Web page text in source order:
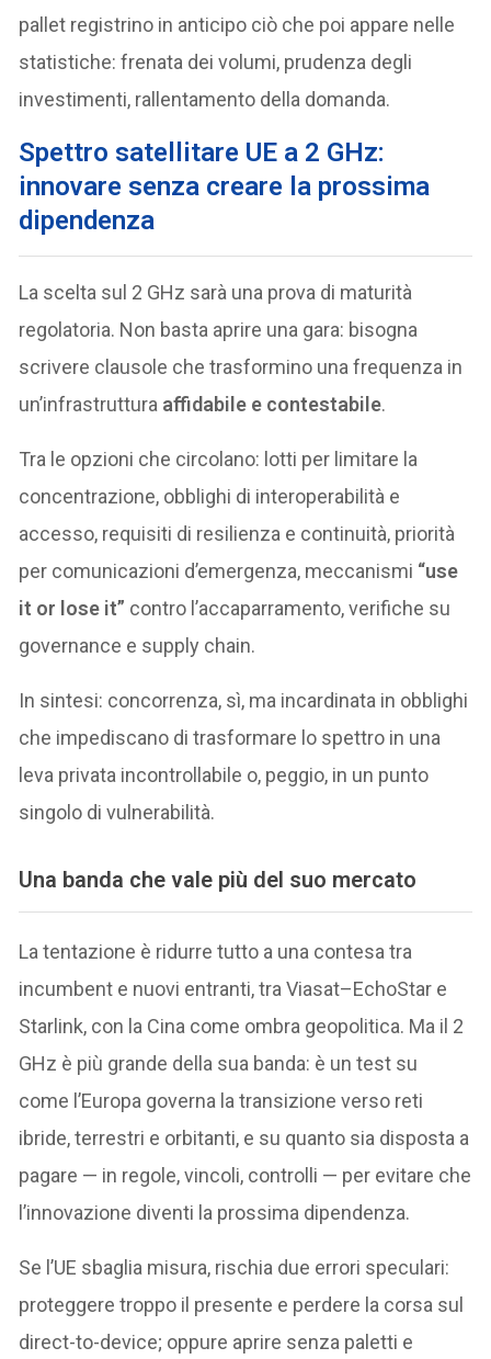
pallet registrino in anticipo ciò che poi appare nelle
statistiche: frenata dei volumi, prudenza degli
investimenti, rallentamento della domanda.
Spettro satellitare UE a 2 GHz:
innovare senza creare la prossima
dipendenza
La scelta sul 2 GHz sarà una prova di maturità
regolatoria. Non basta aprire una gara: bisogna
scrivere clausole che trasformino una frequenza in
un’infrastruttura affidabile e contestabile.
Tra le opzioni che circolano: lotti per limitare la
concentrazione, obblighi di interoperabilità e
accesso, requisiti di resilienza e continuità, priorità
per comunicazioni d’emergenza, meccanismi “use
it or lose it” contro l’accaparramento, verifiche su
governance e supply chain.
In sintesi: concorrenza, sì, ma incardinata in obblighi
che impediscano di trasformare lo spettro in una
leva privata incontrollabile o, peggio, in un punto
singolo di vulnerabilità.
Una banda che vale più del suo mercato
La tentazione è ridurre tutto a una contesa tra
incumbent e nuovi entranti, tra Viasat–EchoStar e
Starlink, con la Cina come ombra geopolitica. Ma il 2
GHz è più grande della sua banda: è un test su
come l’Europa governa la transizione verso reti
ibride, terrestri e orbitanti, e su quanto sia disposta a
pagare — in regole, vincoli, controlli — per evitare che
l’innovazione diventi la prossima dipendenza.
Se l’UE sbaglia misura, rischia due errori speculari:
proteggere troppo il presente e perdere la corsa sul
direct-to-device; oppure aprire senza paletti e